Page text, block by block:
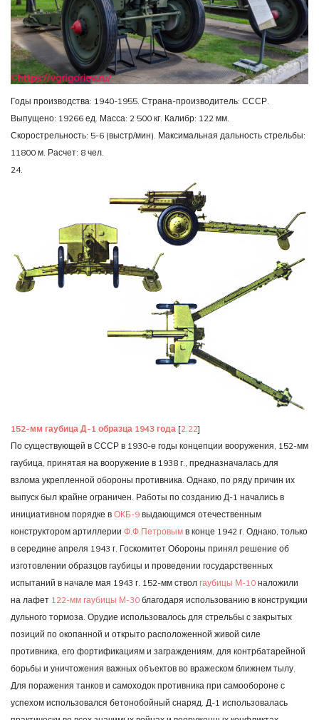
Годы производства: 1940-1955. Страна-производитель: СССР.
Выпущено: 19266 ед. Масса: 2 500 кг. Калибр: 122 мм.
Скорострельность: 5-6 (выстр/мин). Максимальная дальность стрельбы:
11800 м. Расчет: 8 чел.
24.
152-мм гаубица Д-1 образца 1943 года [2.22]
По существующей в СССР в 1930-е годы концепции вооружения, 152-мм
гаубица, принятая на вооружение в 1938 г., предназначалась для
взлома укрепленной обороны противника. Однако, по ряду причин их
выпуск был крайне ограничен. Работы по созданию Д-1 начались в
инициативном порядке в ОКБ-9 выдающимся отечественным
конструктором артиллерии Ф.Ф.Петровым в конце 1942 г. Однако, только
в середине апреля 1943 г. Госкомитет Обороны принял решение об
изготовлении образцов гаубицы и проведении государственных
испытаний в начале мая 1943 г. 152-мм ствол гаубицы М-10 наложили
на лафет 122-мм гаубицы М-30 благодаря использованию в конструкции
дульного тормоза. Орудие использовалось для стрельбы с закрытых
позиций по окопанной и открыто расположенной живой силе
противника, его фортификациям и заграждениям, для контрбатарейной
борьбы и уничтожения важных объектов во вражеском ближнем тылу.
Для поражения танков и самоходок противника при самообороне с
успехом использовался бетонобойный снаряд. Д-1 использовалась